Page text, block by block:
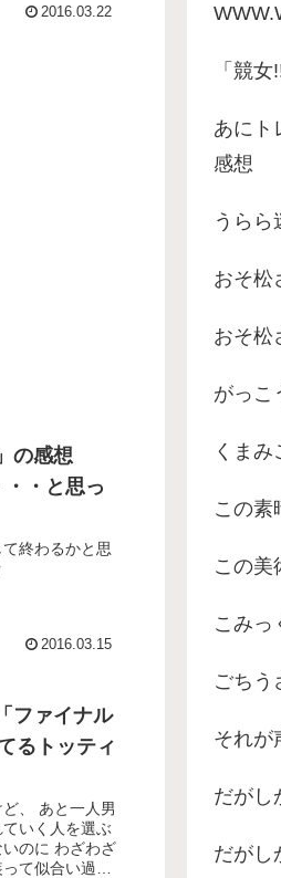
2016.03.22
の感想
・・と思っ
終わるかと思
2016.03.15
ファイナル
るトッティ
、 あと一人男
いく人を選ぶ
のに わざわざ
て似合い過ぎ
「競
あにト
感想
うらら
おそ松
おそ松
がっこ
くまみ
この素
この美
こみっ
ごちう
それが
だがし
だがし